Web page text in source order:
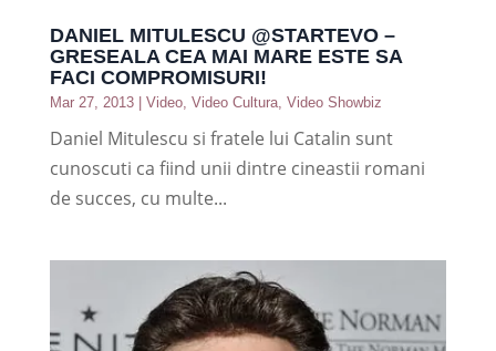
DANIEL MITULESCU @STARTEVO –
GRESEALA CEA MAI MARE ESTE SA
FACI COMPROMISURI!
Mar 27, 2013| Video, Video Cultura, Video Showbiz
Daniel Mitulescu si fratele lui Catalin sunt
cunoscuti ca fiind unii dintre cineastii romani
de succes, cu multe...